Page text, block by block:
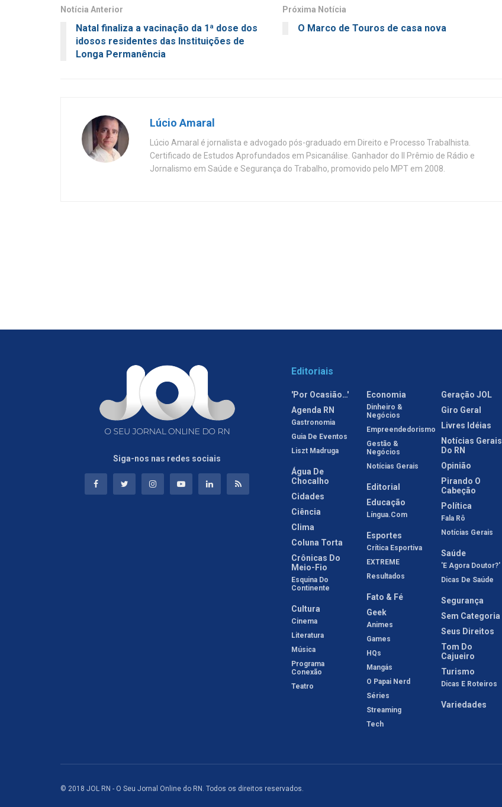
Notícia Anterior
Natal finaliza a vacinação da 1ª dose dos
idosos residentes das Instituições de
Longa Permanência
Próxima Notícia
O Marco de Touros de casa nova
Lúcio Amaral
Lúcio Amaral é jornalista e advogado pós-graduado em Direito e Processo Trabalhista.
Certificado de Estudos Aprofundados em Psicanálise. Ganhador do II Prêmio de Rádio e
Jornalismo em Saúde e Segurança do Trabalho, promovido pelo MPT em 2008.
Siga-nos nas redes sociais
Editoriais
'Por Ocasião…'
Agenda RN
Gastronomia
Guia De Eventos
Liszt Madruga
Água De
Chocalho
Cidades
Ciência
Clima
Coluna Torta
Crônicas Do
Meio-Fio
Esquina Do
Continente
Cultura
Cinema
Literatura
Música
Programa
Conexão
Teatro
Economia
Dinheiro &
Negócios
Empreendedorismo
Gestão &
Negócios
Notícias Gerais
Editorial
Educação
Língua.com
Esportes
Crítica Esportiva
EXTREME
Resultados
Fato & Fé
Geek
Animes
Games
HQs
Mangás
O Papai Nerd
Séries
Streaming
Tech
Geração JOL
Giro Geral
Livres Idéias
Notícias Gerais
Do RN
Opinião
Pirando O
Cabeção
Política
Fala Rô
Notícias Gerais
Saúde
'E Agora Doutor?'
Dicas De Saúde
Segurança
Sem Categoria
Seus Direitos
Tom Do
Cajueiro
Turismo
Dicas E Roteiros
Variedades
© 2018 JOL RN - O Seu Jornal Online do RN. Todos os direitos reservados.